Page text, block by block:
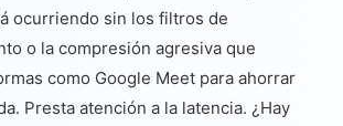
ocurriendo sin los filtros de
o la compresión agresiva que
como Google Meet para ahorrar
Presta atención a la latencia. ¿Hay